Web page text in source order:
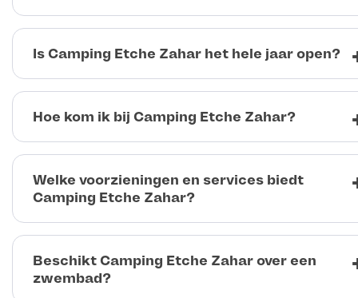
Is Camping Etche Zahar het hele jaar open?
Hoe kom ik bij Camping Etche Zahar?
Welke voorzieningen en services biedt
Camping Etche Zahar?
Beschikt Camping Etche Zahar over een
zwembad?